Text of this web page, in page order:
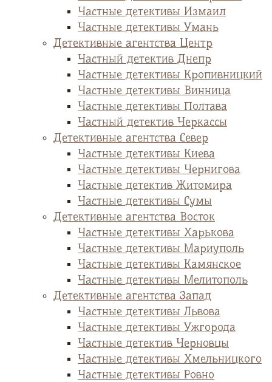
Частные детективы Измаил
Частные детективы Умань
Детективные агентства Центр
Частный детектив Днепр
Частные детективы Кропивницкий
Частные детективы Винница
Частные детективы Полтава
Частный детектив Черкассы
Детективные агентства Север
Частные детективы Киева
Частные детективы Чернигова
Частные детектив Житомира
Частные детективы Сумы
Детективные агентства Восток
Частные детективы Харькова
Частные детективы Мариуполь
Частные детективы Камянское
Частные детективы Мелитополь
Детективные агентства Запад
Частные детективы Львова
Частные детективы Ужгорода
Частные детектив Черновцы
Частные детективы Хмельницкого
Частные детективы Ровно